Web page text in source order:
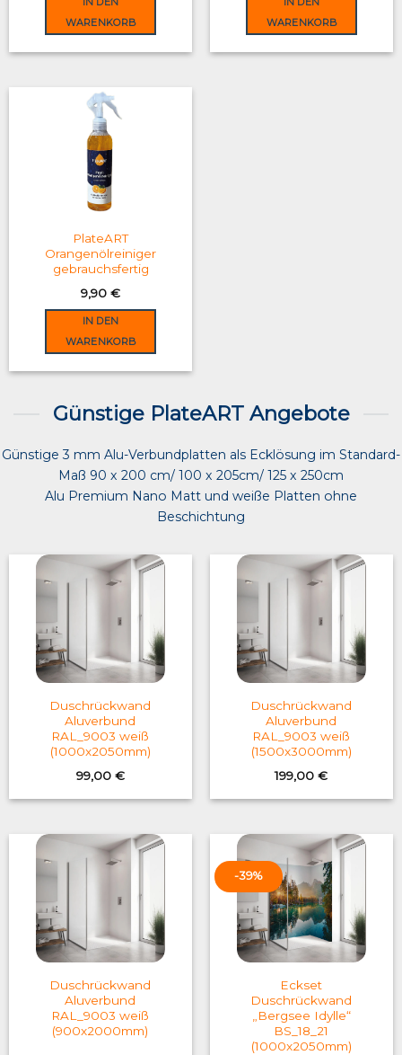
39,90 €.
WARENKORB
WARENKORB
PlateART
Orangenölreiniger
gebrauchsfertig
9,90 €
IN DEN
WARENKORB
Günstige PlateART Angebote
Günstige 3 mm Alu-Verbundplatten als Ecklösung im Standard-
Maß 90 x 200 cm/ 100 x 205cm/ 125 x 250cm
Alu Premium Nano Matt und weiße Platten ohne
Beschichtung
Duschrückwand
Aluverbund
RAL_9003 weiß
(1000x2050mm)
99,00 €
Duschrückwand
Aluverbund
RAL_9003 weiß
(1500x3000mm)
199,00€
Duschrückwand
Aluverbund
RAL_9003 weiß
(900x2000mm)
-39%
Eckset
Duschrückwand
„Bergsee Idylle“
BS_18_21
(1000x2050mm)